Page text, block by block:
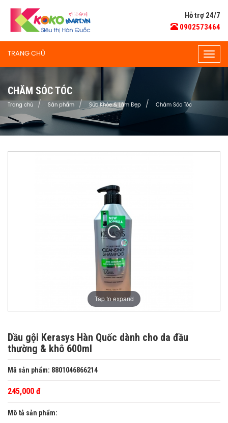
Hỗ trợ 24/7
0902573464
TRANG CHỦ
CHĂM SÓC TÓC
Trang chủ Sản phẩm Sức Khỏe & Làm Đẹp Chăm Sóc Tóc
Tap to expand
Dầu gội Kerasys Hàn Quốc dành cho da đầu
thường & khô 600ml
Mã sản phẩm: 8801046866214
245,000 đ
Mô tả sản phẩm: